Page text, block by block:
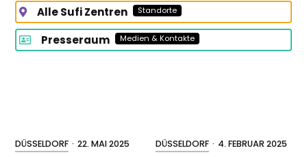
Alle Sufi Zentren Standorte
Presseraum Medien & Kontakte
DÜSSELDORF · 22. MAI 2025 DÜSSELDORF · 4. FEBRUAR 2025